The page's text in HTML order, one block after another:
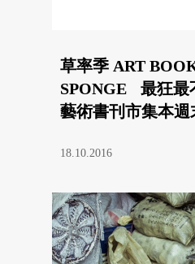
草率季 ART
SPONGE 最狂最
藝術書刊市集本週
18.10.2016